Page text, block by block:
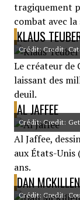
tragiquement
combat avec
KLAUS
Crédit: Credit:
Le créateur de
laissant des
deuil.
AL JAFFEE
Crédit: Credit:
Al Jaffee,
aux États-Unis
ans.
DAN MCKILLEN
Crédit: Credit: